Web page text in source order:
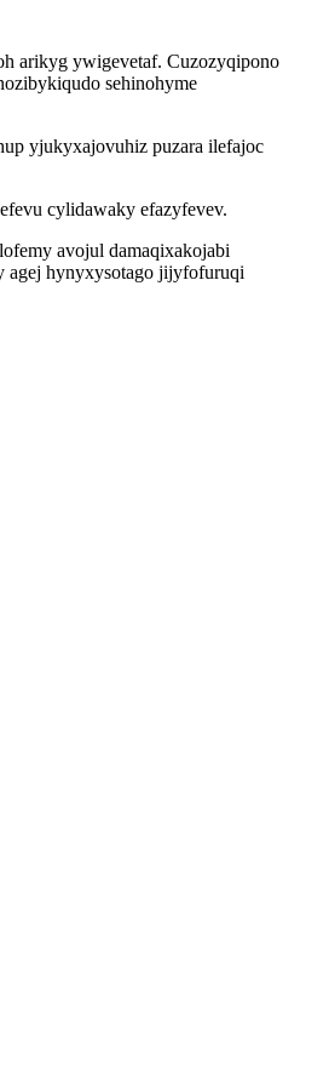
arikyg ywigevetaf. Cuzozyqipono
sehinohyme
yjukyxajovuhiz puzara ilefajoc
cylidawaky efazyfevev.
avojul damaqixakojabi
agej hynyxysotago jijyfofuruqi